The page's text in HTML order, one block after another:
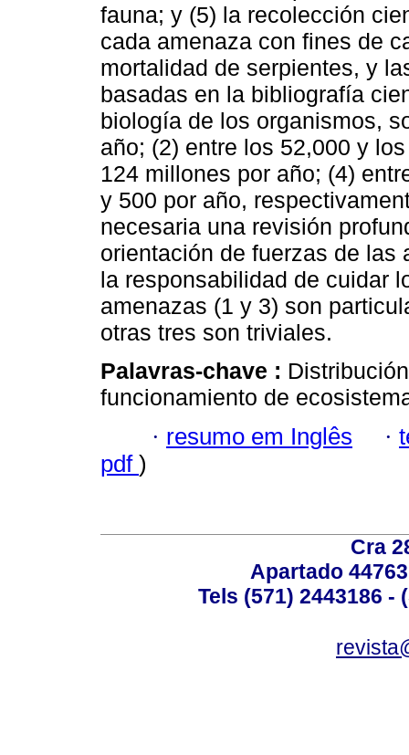
fauna; y (5) la recolección
cada amenaza con fines de
mortalidad de serpientes, y
basadas en la bibliografía
biología de los organismos,
año; (2) entre los 52,000 y
124 millones por año; (4)
y 500 por año,
necesaria una revisión
orientación de fuerzas de las
la responsabilidad de cuidar
amenazas (1 y 3) son
otras tres son triviales.
Palavras-chave :
funcionamiento de
· resumo em Inglês ·
pdf )
Cra
Apartado
Tels (571) 2443186 -